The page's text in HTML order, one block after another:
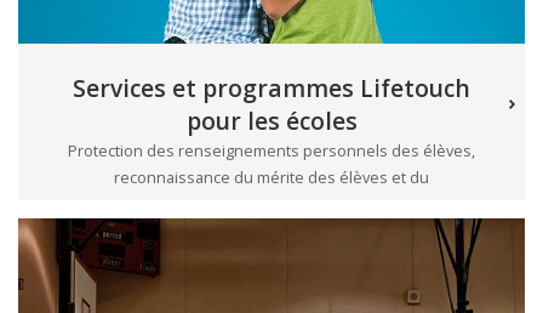
Services et programmes Lifetouch
pour les écoles
Protection des renseignements personnels des élèves,
reconnaissance du mérite des élèves et du